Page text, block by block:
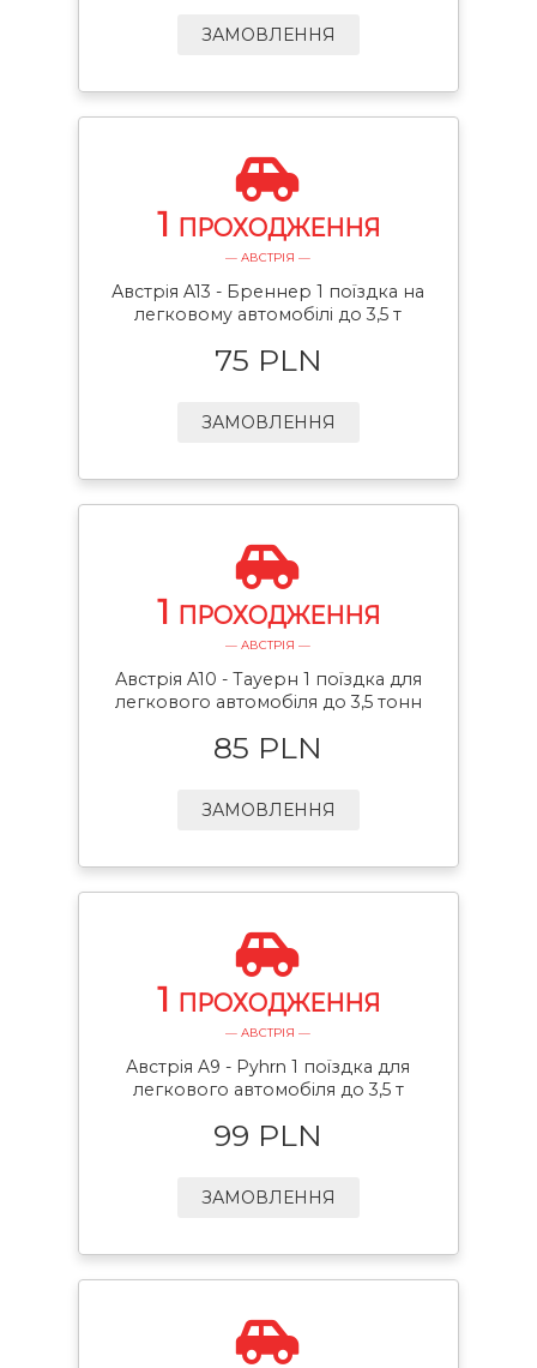
ЗАМОВЛЕННЯ
1 ПРОХОДЖЕННЯ
— АВСТРІЯ —
Австрія A13 - Бреннер 1 поїздка на
легковому автомобілі до 3,5 т
75 PLN
ЗАМОВЛЕННЯ
1 ПРОХОДЖЕННЯ
— АВСТРІЯ —
Австрія A10 - Тауерн 1 поїздка для
легкового автомобіля до 3,5 тонн
85 PLN
ЗАМОВЛЕННЯ
1 ПРОХОДЖЕННЯ
— АВСТРІЯ —
Австрія A9 - Pyhrn 1 поїздка для
легкового автомобіля до 3,5 т
99 PLN
ЗАМОВЛЕННЯ